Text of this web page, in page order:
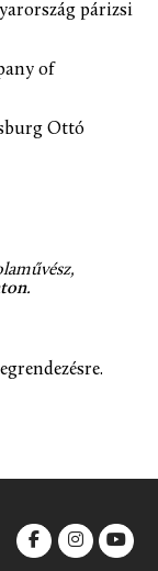
párizsi
of
Ottó
.